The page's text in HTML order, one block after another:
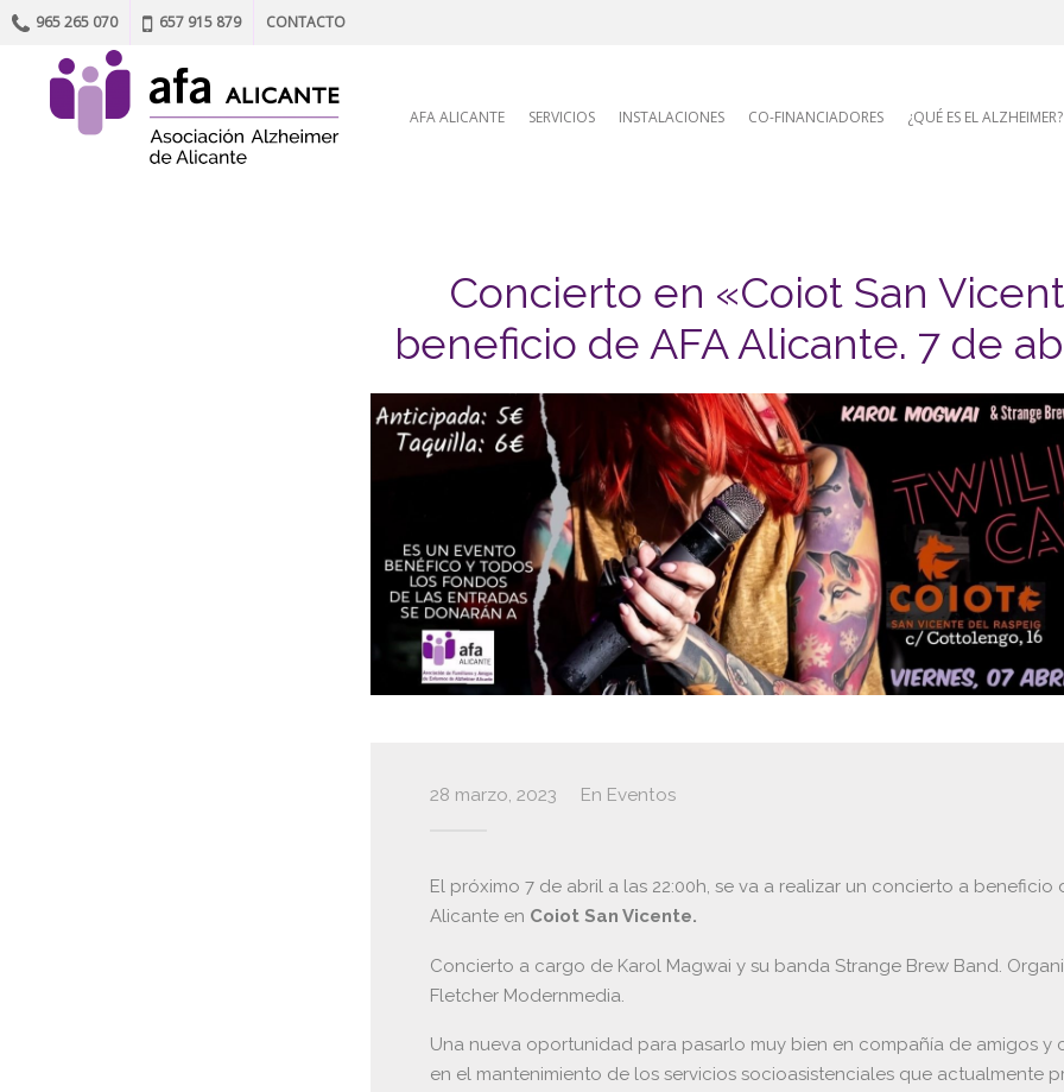
965 265 070 657 915 879 CONTACTO
AFA ALICANTE SERVICIOS INSTALACIONES CO-FINANCIADORES ¿QUÉ ES EL ALZHEIMER?
Concierto en «Coiot San
beneficio de AFA Alicante. 7 de
28 marzo, 2023 En Eventos
El próximo 7 de abril a las 22:00h, se va a realizar un concierto a beneficio
Alicante en Coiot San Vicente.
Concierto a cargo de Karol Magwai y su banda Strange Brew Band.
Fletcher Modernmedia.
Una nueva oportunidad para pasarlo muy bien en compañía de amigos y
en el mantenimiento de los servicios socioasistenciales que actualmente